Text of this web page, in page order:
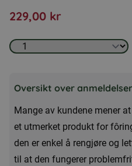
229,00 kr
Birdie
Feeder
Svart
liter
Oversikt over anmeldelser
Mange av kundene mener
et utmerket produkt for
den er enkel å rengjøre og
til at den fungerer